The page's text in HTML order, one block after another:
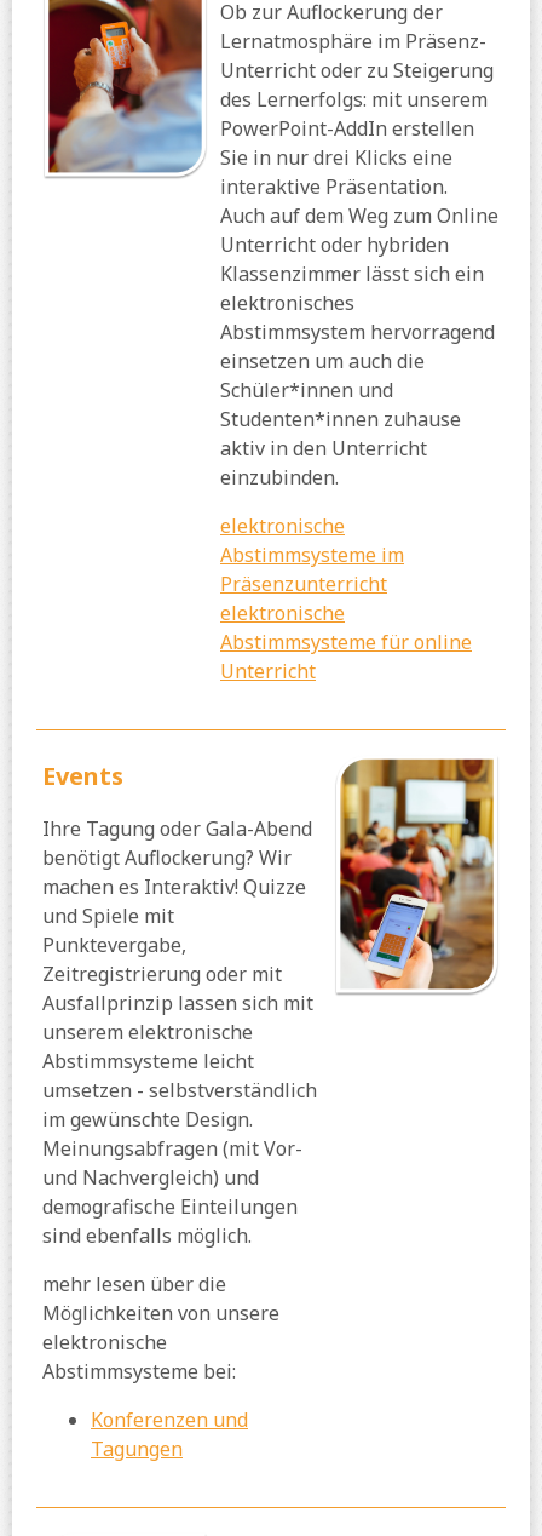
Ob zur Auflockerung der
Lernatmosphäre im Präsenz-
Unterricht oder zu Steigerung
des Lernerfolgs: mit unserem
PowerPoint-AddIn erstellen
Sie in nur drei Klicks eine
interaktive Präsentation.
Auch auf dem Weg zum Online
Unterricht oder hybriden
Klassenzimmer lässt sich ein
elektronisches
Abstimmsystem hervorragend
einsetzen um auch die
Schüler*innen und
Studenten*innen zuhause
aktiv in den Unterricht
einzubinden.
elektronische
Abstimmsysteme im
Präsenzunterricht
elektronische
Abstimmsysteme für online
Unterricht
Events
Ihre Tagung oder Gala-Abend
benötigt Auflockerung? Wir
machen es Interaktiv! Quizze
und Spiele mit
Punktevergabe,
Zeitregistrierung oder mit
Ausfallprinzip lassen sich mit
unserem elektronische
Abstimmsysteme leicht
umsetzen - selbstverständlich
im gewünschte Design.
Meinungsabfragen (mit Vor-
und Nachvergleich) und
demografische Einteilungen
sind ebenfalls möglich.
mehr lesen über die
Möglichkeiten von unsere
elektronische
Abstimmsysteme bei:
Konferenzen und
Tagungen